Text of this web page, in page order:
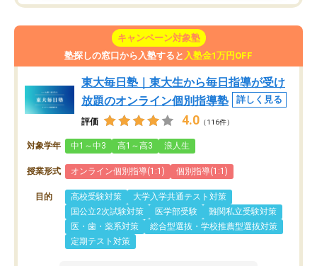
キャンペーン対象塾
塾探しの窓口から入塾すると 入塾金1万円OFF
東大毎日塾｜東大生から毎日指導が受け
放題のオンライン個別指導塾
詳しく見る
評価 4.0 （116件）
対象学年 中1～中3 高1～高3 浪人生
授業形式 オンライン個別指導(1:1) 個別指導(1:1)
目的 高校受験対策
大学入学共通テスト対策
国公立2次試験対策
医学部受験
難関私立受験対策
医・歯・薬系対策
総合型選抜・学校推薦型選抜対策
定期テスト対策